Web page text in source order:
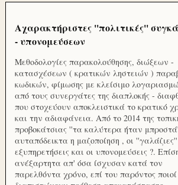
Αχαρακτήριστες ''πολιτικές''
- υπονομεύσεων
Μεθοδολογίες παρακολούθησης, διώξεων -
κατασχέσεων ( κρατικών ληστειών )
κωδικών, φίμωσης με κλείσιμο
από τους συνεργάτες της διαπλοκής -
που στοχεύουν αποκλειστικά το κρατικό
και την αδιαφάνεια. Από το 2014 της
προβοκάτσιας ''τα καλύτερα ήταν
αυταπόδεικτα η μαζοποίηση , οι ''γαλάζιες''
εξυπηρετήσεις και οι υπονομεύσεις ?.
ανέξαρτητα απ' όσα ίσχυσαν κατά τον
παρελθόντα χρόνο, επί του παρόντος ποιοί